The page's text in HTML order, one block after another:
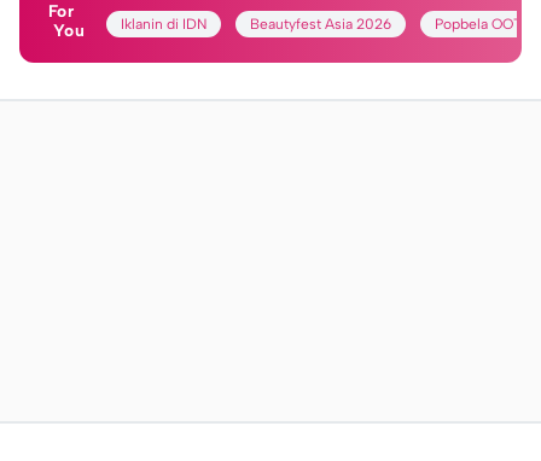
For
You
Iklanin di IDN Beautyfest Asia 2026 Popbela OOTD